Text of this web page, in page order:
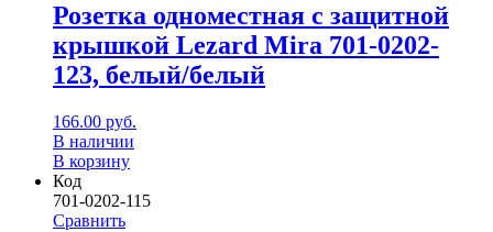
Розетка одноместная с защитной
крышкой Lezard Mira 701-0202-
123, белый/белый
166.00 руб.
В наличии
В корзину
Код
701-0202-115
Сравнить